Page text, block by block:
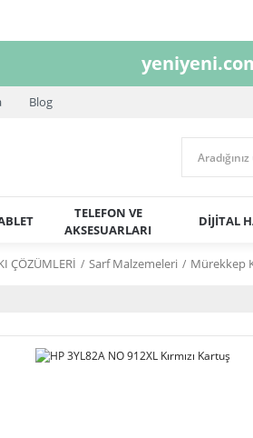
Blog
TELEFON VE
AKSESUARLARI
DİJİTAL
ÇÖZÜMLERİ Sarf Malzemeleri Mürekkep